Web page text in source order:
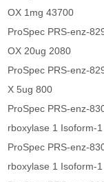
OX 1mg 43700
ProSpec PRS-enz-
OX 20ug 2080
ProSpec PRS-enz-
X 5ug 800
ProSpec PRS-enz-
rboxylase 1 Isoform-
ProSpec PRS-enz-
rboxylase 1 Isoform-